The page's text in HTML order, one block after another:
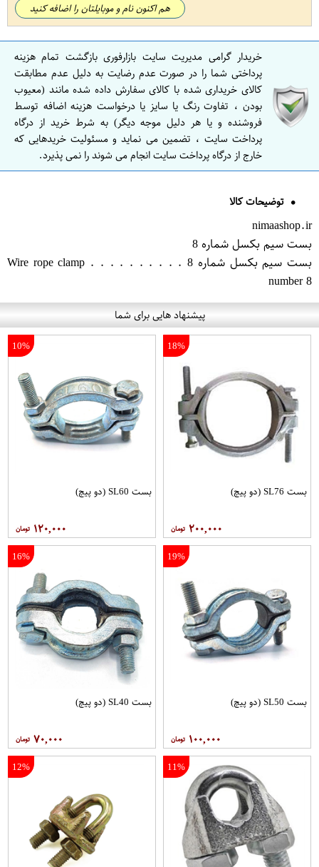
هم اکنون نام و موبایلتان را اضافه کنید
خریدار گرامی مدیریت سایت بازارفوری بازگشت تمام هزینه
پرداختی شما را در صورت عدم رضایت به دلیل عدم مطابقت
کالای خریداری شده با کالای سفارش داده شده مانند (معیوب
بودن ، تفاوت رنگ یا سایز یا درخواست هزینه اضافه توسط
فروشنده و یا هر دلیل موجه دیگر) به شرط خرید از درگاه
پرداخت سایت ، تضمین می نماید و مسئولیت خریدهایی که
خارج از درگاه پرداخت سایت انجام می شوند را نمی پذیرد.
توضیحات کالا
nimaashop.ir
بست سیم بکسل شماره 8
بست سیم بکسل شماره 8 . . . . . . . . . . Wire rope clamp
number 8
پیشنهاد هایی برای شما
18%
بست SL76 (دو پیچ)
۲۰۰,۰۰۰
10%
بست SL60 (دو پیچ)
۱۲۰,۰۰۰
19%
بست SL50 (دو پیچ)
۱۰۰,۰۰۰
16%
بست SL40 (دو پیچ)
۷۰,۰۰۰
11%
12%